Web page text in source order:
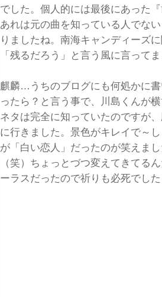
でした。個人的には最後にあった
あれは元の曲を知っている人でな
りましたね。南海キャンディーズ
「残るだろう」と言う風に言って
麒麟…うちのブログにも何処かに
ったら？と言う事で、川島くんが
ネタは完全に知っていたのですが
に行きました。景色がキレイで～
が「白い恋人」だったのが笑えま
（笑）ちょっとづつ変えてきてる
ーラスだったので祈りも必死でし